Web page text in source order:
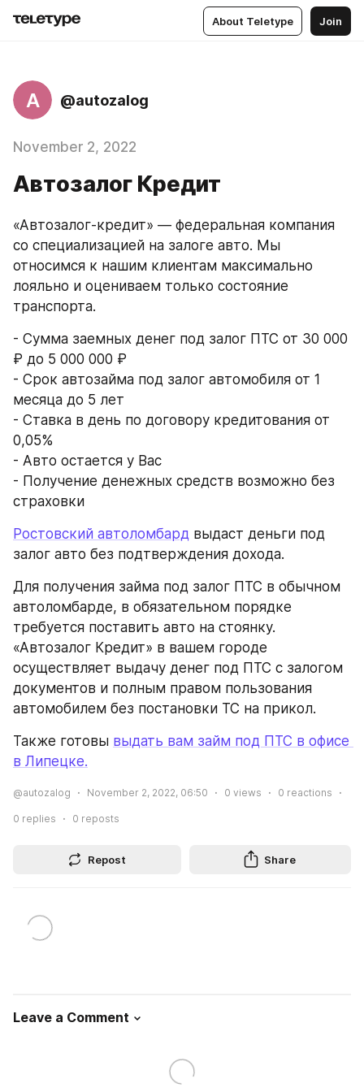
About Teletype Join
A @autozalog
November 2, 2022
Автозалог Кредит
«Автозалог-кредит» — федеральная компания
со специализацией на залоге авто. Мы
относимся к нашим клиентам максимально
лояльно и оцениваем только состояние
транспорта.
- Сумма заемных денег под залог ПТС от 30 000
₽ до 5 000 000 ₽
- Срок автозайма под залог автомобиля от 1
месяца до 5 лет
- Ставка в день по договору кредитования от
0,05%
- Авто остается у Вас
- Получение денежных средств возможно без
страховки
Ростовский автоломбард выдаст деньги под
залог авто без подтверждения дохода.
Для получения займа под залог ПТС в обычном
автоломбарде, в обязательном порядке
требуется поставить авто на стоянку.
«Автозалог Кредит» в вашем городе
осуществляет выдачу денег под ПТС с залогом
документов и полным правом пользования
автомобилем без постановки ТС на прикол.
Также готовы выдать вам займ под ПТС в офисе
в Липецке.
@autozalog November 2, 2022, 06:50 0 views 0 reactions
0 replies 0 reposts
Repost Share
Leave a Comment